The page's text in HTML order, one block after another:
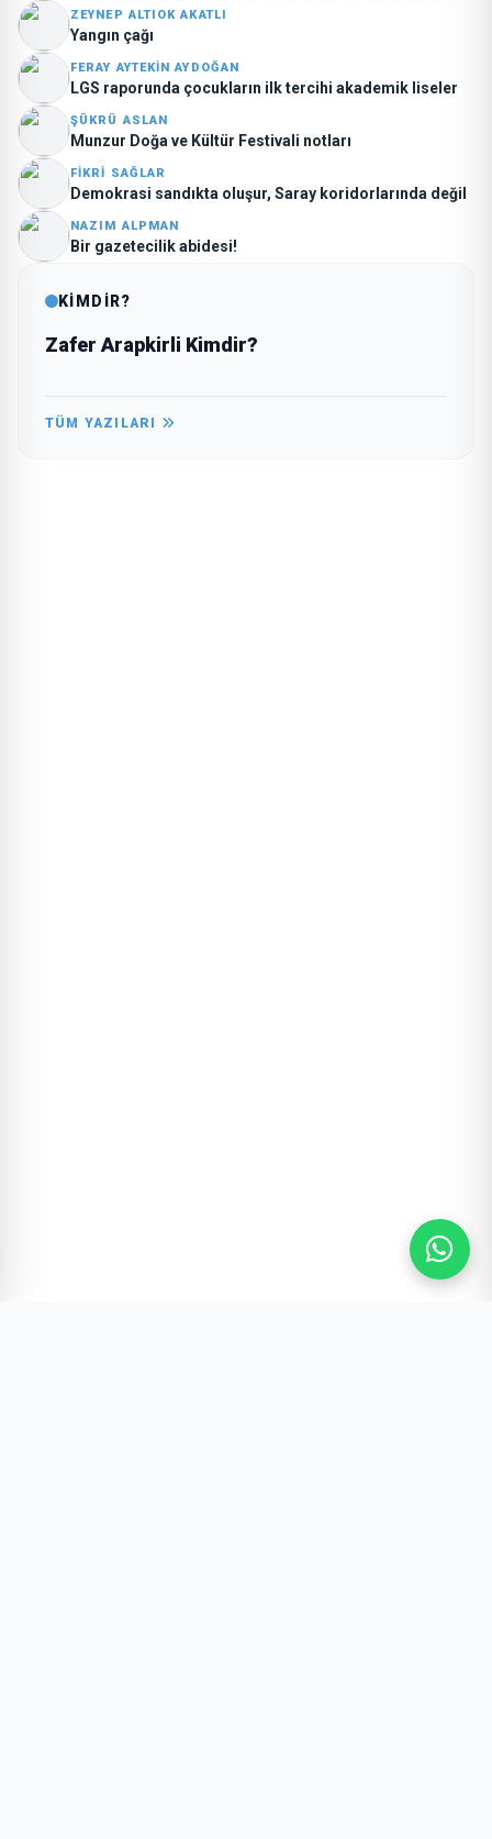
kim ödüyor?
ZEYNEP ALTIOK AKATLI
Yangın çağı
FERAY AYTEKIN AYDOĞAN
LGS raporunda çocukların ilk tercihi akademik liseler
ŞÜKRÜ ASLAN
Munzur Doğa ve Kültür Festivali notları
FIKRI SAĞLAR
Demokrasi sandıkta oluşur, Saray koridorlarında değil
NAZIM ALPMAN
Bir gazetecilik abidesi!
KİMDİR?
Zafer Arapkirli Kimdir?
TÜM YAZILARI